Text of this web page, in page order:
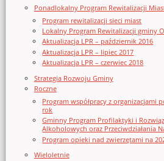
Ponadlokalny Program Rewitalizacji
Program rewitalizacji sieci miast
Lokalny Program Rewitalizacji gminy
Aktualizacja LPR – październik 2016
Aktualizacja LPR – lipiec 2017
Aktualizacja LPR – czerwiec 2018
Strategia Rozwoju Gminy
Roczne
Program współpracy z organizacjami
rok
Gminny Program Profilaktyki i
Alkoholowych oraz Przeciwdziałania
Program opieki nad zwierzętami na
Wieloletnie